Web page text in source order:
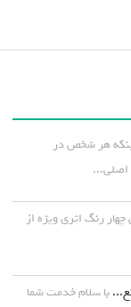
هر شخص در
رنگ اثری ویژه از
با سلام خدمت شما